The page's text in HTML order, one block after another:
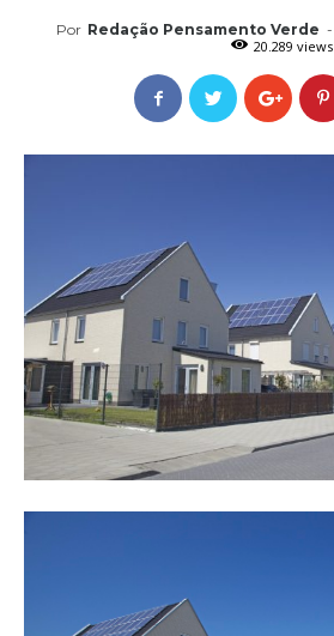
Por Redação Pensamento Verde -
20.289 views